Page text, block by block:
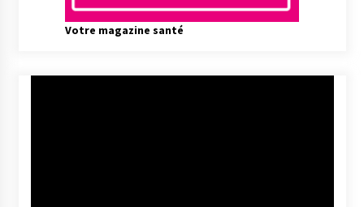
Votre magazine santé